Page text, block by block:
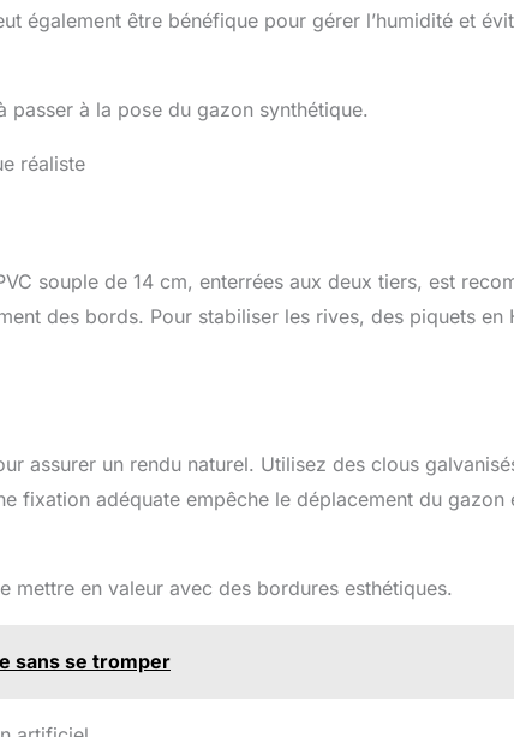
également être bénéfique pour gérer l’humidité et
passer à la pose du gazon synthétique.
réaliste
souple de 14 cm, enterrées aux deux tiers, est
des bords. Pour stabiliser les rives, des piquets en
assurer un rendu naturel. Utilisez des clous
fixation adéquate empêche le déplacement du gazon
en valeur avec des bordures esthétiques.
sans se tromper